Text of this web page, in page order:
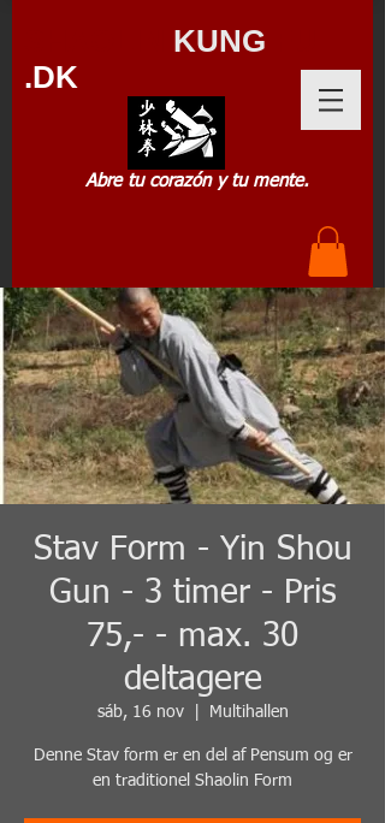
KUNG
.DK
Abre tu corazón y tu mente.
Stav Form - Yin Shou
Gun - 3 timer - Pris
75,- - max. 30
deltagere
sáb, 16 nov
  |
Multihallen
Denne Stav form er en del af Pensum og er
en traditionel Shaolin Form